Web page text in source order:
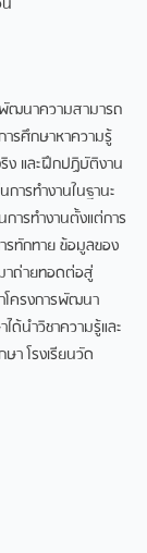
นาความสามารถ
ารศึกษาหาความรู้
ง และฝึกปฏิบัติงาน
การทำงานในฐานะ
ารทำงานตั้งแต่การ
ทักทาย ข้อมูลของ
าถ่ายทอดต่อสู่
โครงการพัฒนา
ด้นำวิชาความรู้และ
า โรงเรียนวัด